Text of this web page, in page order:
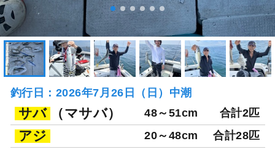
釣行日：2026年7月26日（日）中潮
サバ （マサバ） 48～51cm 合計2匹
アジ 20～48cm 合計28匹